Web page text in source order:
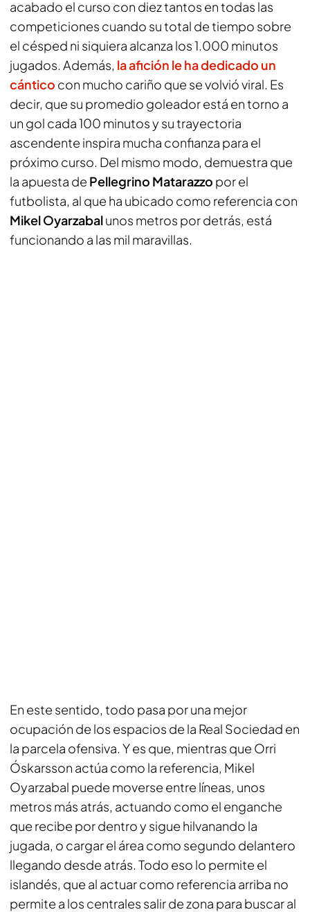
acabado el curso con diez tantos en todas las
competiciones cuando su total de tiempo sobre
el césped ni siquiera alcanza los 1.000 minutos
jugados. Además, la afición le ha dedicado un
cántico con mucho cariño que se volvió viral. Es
decir, que su promedio goleador está en torno a
un gol cada 100 minutos y su trayectoria
ascendente inspira mucha confianza para el
próximo curso. Del mismo modo, demuestra que
la apuesta de Pellegrino Matarazzo por el
futbolista, al que ha ubicado como referencia con
Mikel Oyarzabalunos metros por detrás, está
funcionando a las mil maravillas.
En este sentido, todo pasa por una mejor
ocupación de los espacios de la Real Sociedad en
la parcela ofensiva. Y es que, mientras que Orri
Óskarsson actúa como la referencia, Mikel
Oyarzabal puede moverse entre líneas, unos
metros más atrás, actuando como el enganche
que recibe por dentro y sigue hilvanando la
jugada, o cargar el área como segundo delantero
llegando desde atrás. Todo eso lo permite el
islandés, que al actuar como referencia arriba no
permite a los centrales salir de zona para buscar al